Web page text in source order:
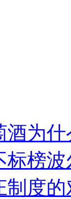
酒为
标榜
制度